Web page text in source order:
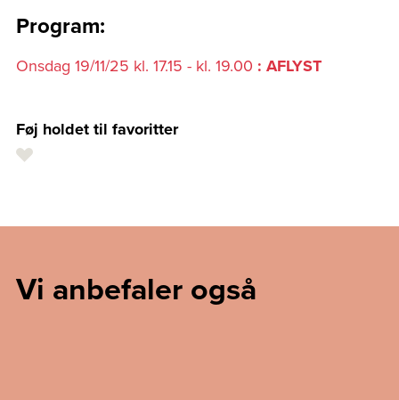
Program:
Onsdag 19/11/25 kl. 17.15 - kl. 19.00 : AFLYST
Føj holdet til favoritter
Vi anbefaler også